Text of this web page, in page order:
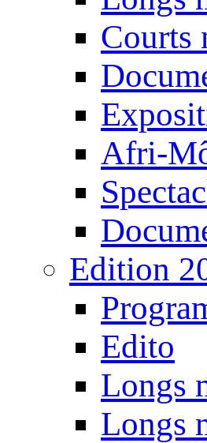
Courts
Afri-
Edition
Edito
Longs
Longs